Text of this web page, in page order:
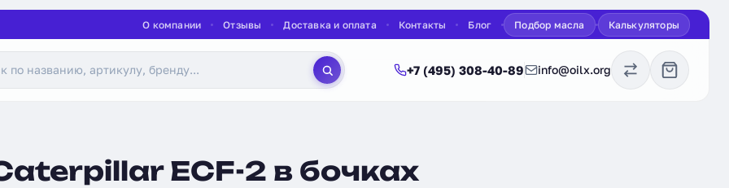
О компании Отзывы Доставка и оплата Контакты Блог Подбор масла Калькуляторы
+7 (495) 308-40-89 info@oilx.org
ECF-2 в бочках